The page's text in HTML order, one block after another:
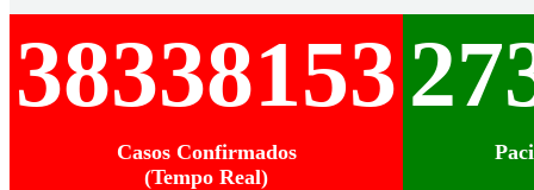
38338153
Casos Confirmados
(Tempo Real)